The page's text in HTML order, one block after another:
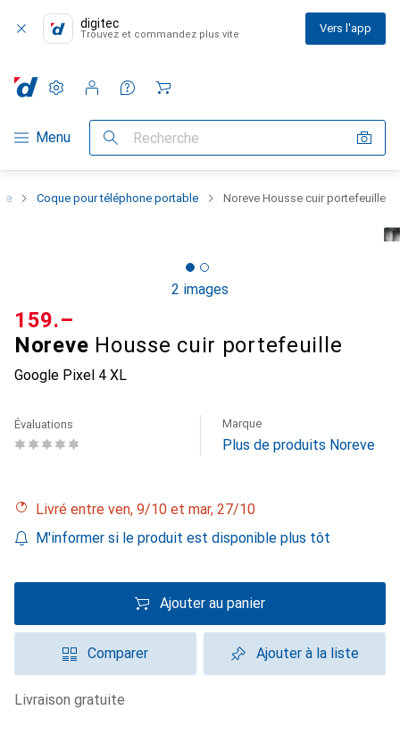
digitec
Trouvez et commandez plus vite Vers l'app
Navigation par catégorie
Menu Recherche
Paramètres
Compte client
Listes de comparaison
Listes d'envies
Panier
Coque pour téléphone portable Noreve Housse cuir portefeuille
2 images
Noreve Housse cuir portefeuille
Google Pixel 4 XL
CHF
159.–
Évaluations Marque
Plus de produits Noreve
Livré entre ven, 9/10 et mar, 27/10
M'informer si le produit est disponible plus tôt
Ajouter au panier
Comparer Ajouter à la liste
livraison gratuite